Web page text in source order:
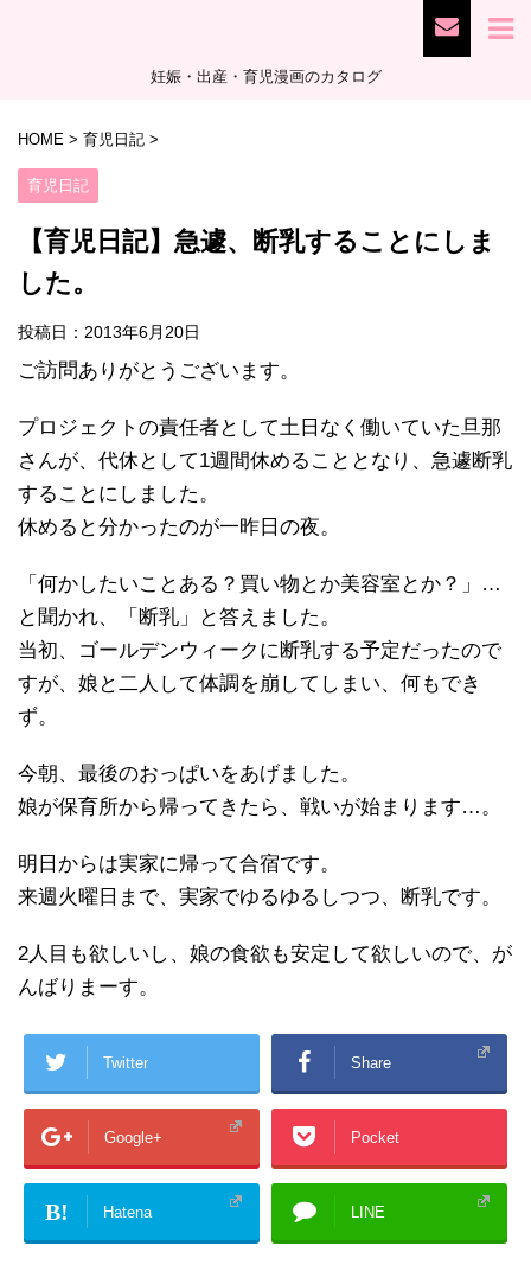
妊娠・出産・育児漫画のカタログ
HOME > 育児日記 >
育児日記
【育児日記】急遽、断乳することにしま
した。
投稿日： 2013年6月20日
ご訪問ありがとうございます。
プロジェクトの責任者として土日なく働いていた旦那
さんが、代休として1週間休めることとなり、急遽断乳
することにしました。
休めると分かったのが一昨日の夜。
「何かしたいことある？買い物とか美容室とか？」…
と聞かれ、「断乳」と答えました。
当初、ゴールデンウィークに断乳する予定だったので
すが、娘と二人して体調を崩してしまい、何もでき
ず。
今朝、最後のおっぱいをあげました。
娘が保育所から帰ってきたら、戦いが始まります…。
明日からは実家に帰って合宿です。
来週火曜日まで、実家でゆるゆるしつつ、断乳です。
2人目も欲しいし、娘の食欲も安定して欲しいので、が
んばりまーす。
Twitter Share
Google+ Pocket
B! Hatena LINE